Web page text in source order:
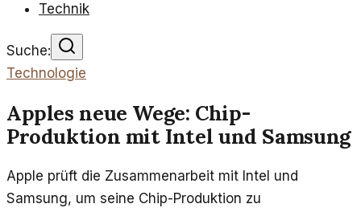
Technik
Suche:
Technologie
Apples neue Wege: Chip-
Produktion mit Intel und Samsung
Apple prüft die Zusammenarbeit mit Intel und
Samsung, um seine Chip-Produktion zu